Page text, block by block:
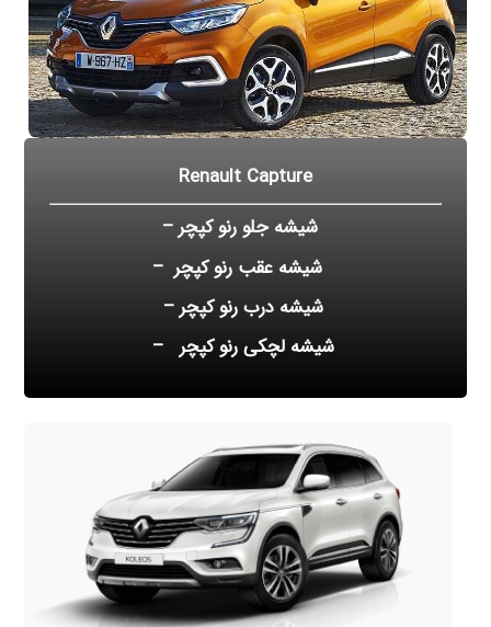
Renault Capture
شیشه جلو رنو کپچر –
شیشه عقب رنو کپچر –
شیشه درب رنو کپچر –
شیشه لچکی رنو کپچر –